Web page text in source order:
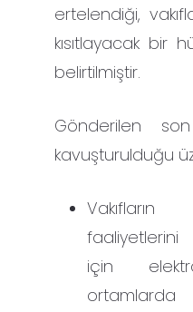
ertelendiği,
kısıtlayacak bir
belirtilmiştir.
Gönderilen
kavuşturulduğu
faaliyetlerini
için